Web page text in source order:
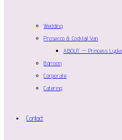
Wedding
Prosecco & Cocktail Van
ABOUT — Princess Lydia
Βάπτιση
Corporate
Catering
Contact